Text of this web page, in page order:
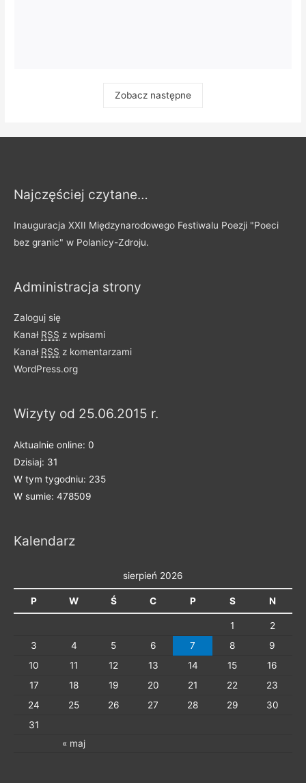
Zobacz następne
Najczęściej czytane…
Inauguracja XXII Międzynarodowego Festiwalu Poezji "Poeci
bez granic" w Polanicy-Zdroju.
Administracja strony
Zaloguj się
Kanał RSS z wpisami
Kanał RSS z komentarzami
WordPress.org
Wizyty od 25.06.2015 r.
Aktualnie online: 0
Dzisiaj: 31
W tym tygodniu: 235
W sumie: 478509
Kalendarz
sierpień 2026
P W Ś C P S N
« maj
1
2
3
4 5 6 7 8
9
10
11 12 13 14 15
16
17
18 19 20 21 22
23
24
25 26 27 28 29
30
31